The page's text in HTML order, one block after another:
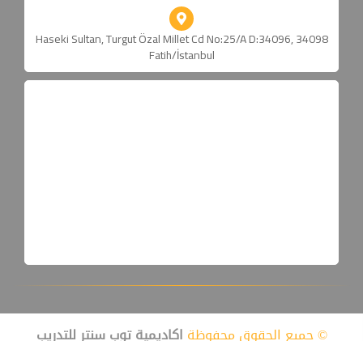
Haseki Sultan, Turgut Özal Millet Cd No:25/A D:34096, 34098
Fatih/İstanbul
© جميع الحقوق محفوظة اكاديمية توب سنتر للتدريب